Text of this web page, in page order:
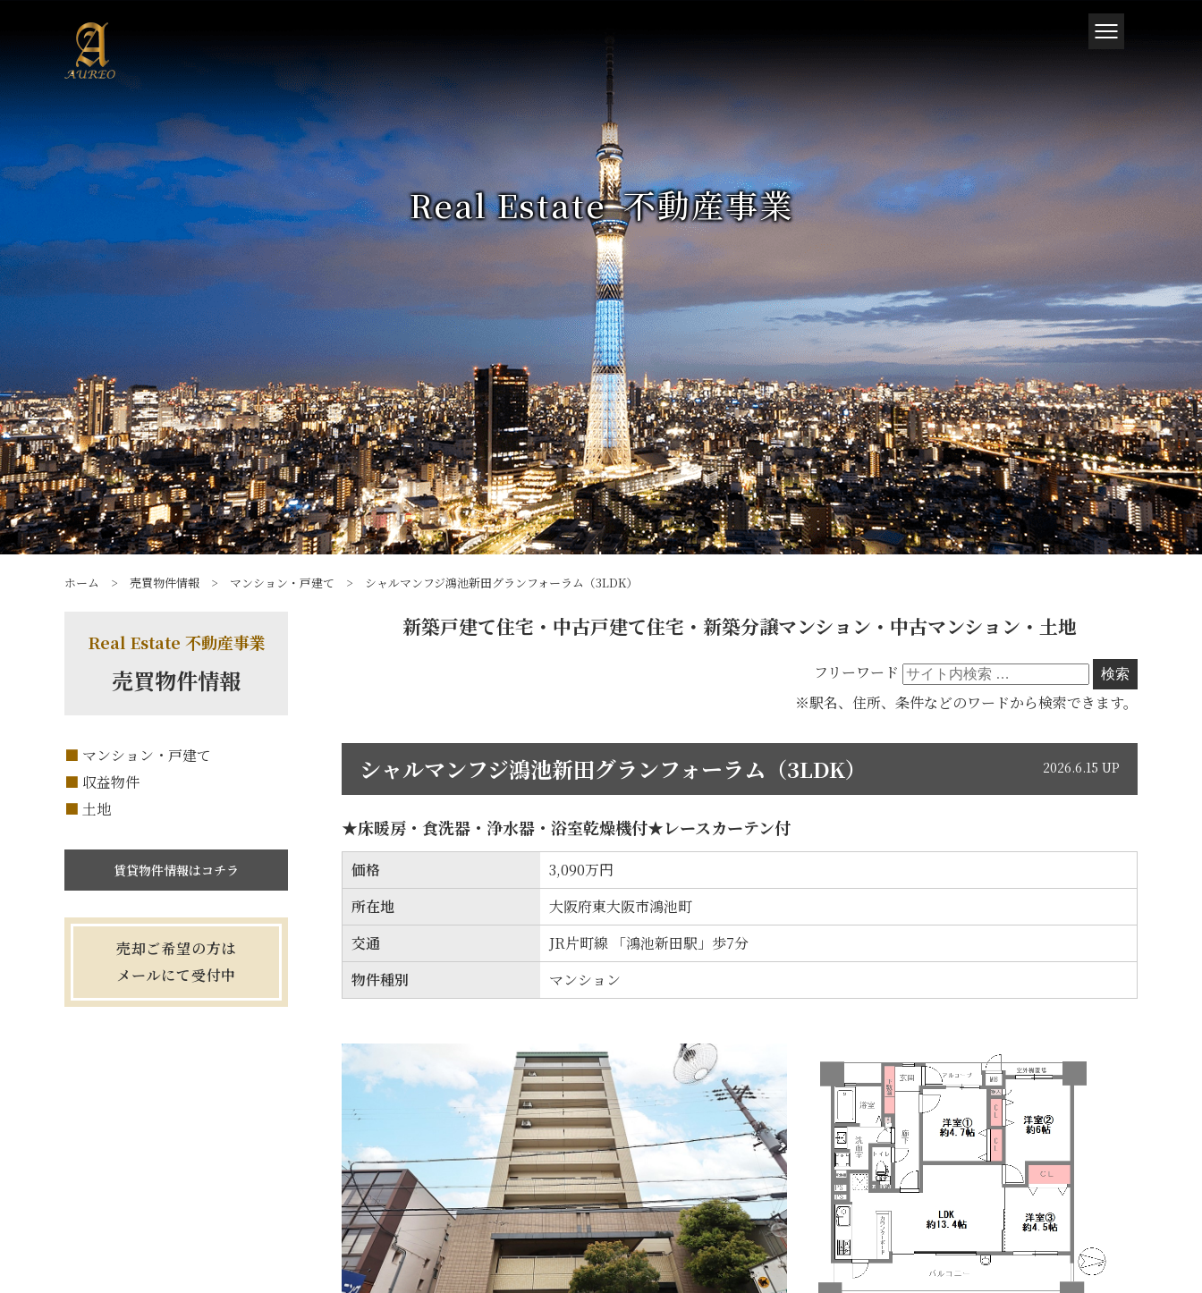
Real Estate 不動産事業
ホーム > 売買物件情報 > マンション・戸建て > シャルマンフジ鴻池新田グランフォーラム（3LDK）
新築戸建て住宅・中古戸建て住宅・新築分譲マンション・中古マンション・土地
フリーワード
※駅名、住所、条件などのワードから検索できます。
シャルマンフジ鴻池新田グランフォーラム（3LDK） 2026.6.15 UP
★床暖房・食洗器・浄水器・浴室乾燥機付★レースカーテン付
価格
3,090万円
所在地
大阪府東大阪市鴻池町
交通
JR片町線 「鴻池新田駅」歩7分
物件種別
マンション
Real Estate 不動産事業
売買物件情報
マンション・戸建て
収益物件
土地
賃貸物件情報はコチラ
売却ご希望の方は
メールにて受付中